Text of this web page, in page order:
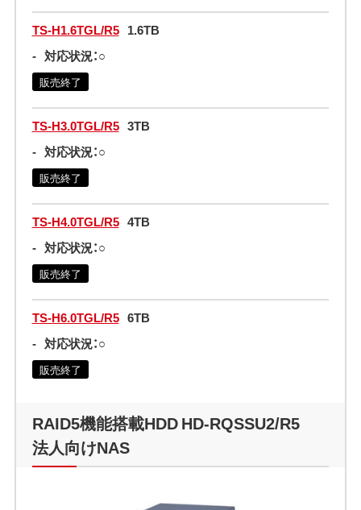
TS-H1.6TGL/R5 1.6TB
- 対応状況：○
販売終了
TS-H3.0TGL/R5 3TB
- 対応状況：○
販売終了
TS-H4.0TGL/R5 4TB
- 対応状況：○
販売終了
TS-H6.0TGL/R5 6TB
- 対応状況：○
販売終了
RAID5機能搭載HDD HD-RQSSU2/R5
法人向けNAS